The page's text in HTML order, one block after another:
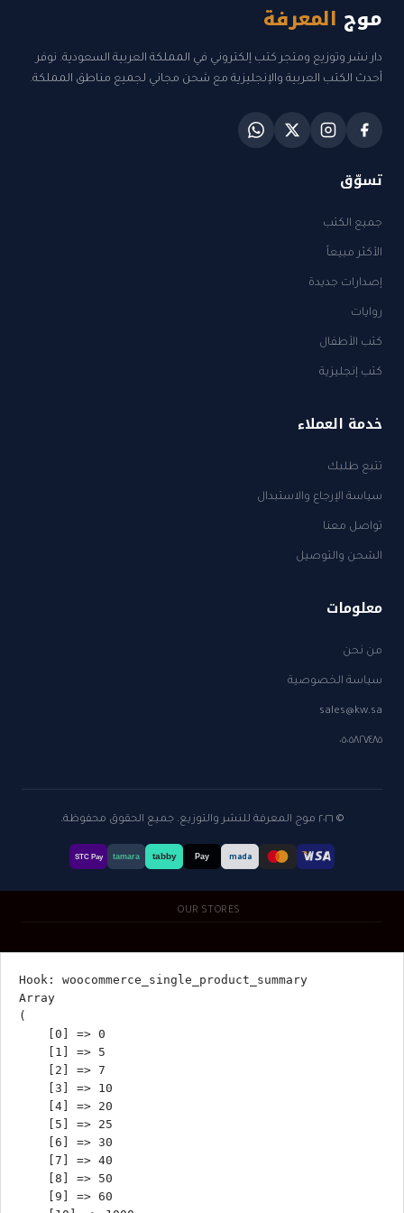
موج المعرفة
دار نشر وتوزيع ومتجر كتب إلكتروني في المملكة العربية السعودية. نوفر
أحدث الكتب العربية والإنجليزية مع شحن مجاني لجميع مناطق المملكة.
تسوّق
جميع الكتب
الأكثر مبيعاً
إصدارات جديدة
روايات
كتب الأطفال
كتب إنجليزية
خدمة العملاء
تتبع طلبك
سياسة الإرجاع والاستبدال
تواصل معنا
الشحن والتوصيل
معلومات
من نحن
سياسة الخصوصية
sales@kw.sa
٠٥٠٥٨٢٧٤٨٥
© ٢٠٢٦ موج المعرفة للنشر والتوزيع. جميع الحقوق محفوظة.
mada
Pay
tabby
tamara
STC Pay
OUR STORES
Hook: woocommerce_single_product_summary
Array
(
    [0] => 0
    [1] => 5
    [2] => 7
    [3] => 10
    [4] => 20
    [5] => 25
    [6] => 30
    [7] => 40
    [8] => 50
    [9] => 60